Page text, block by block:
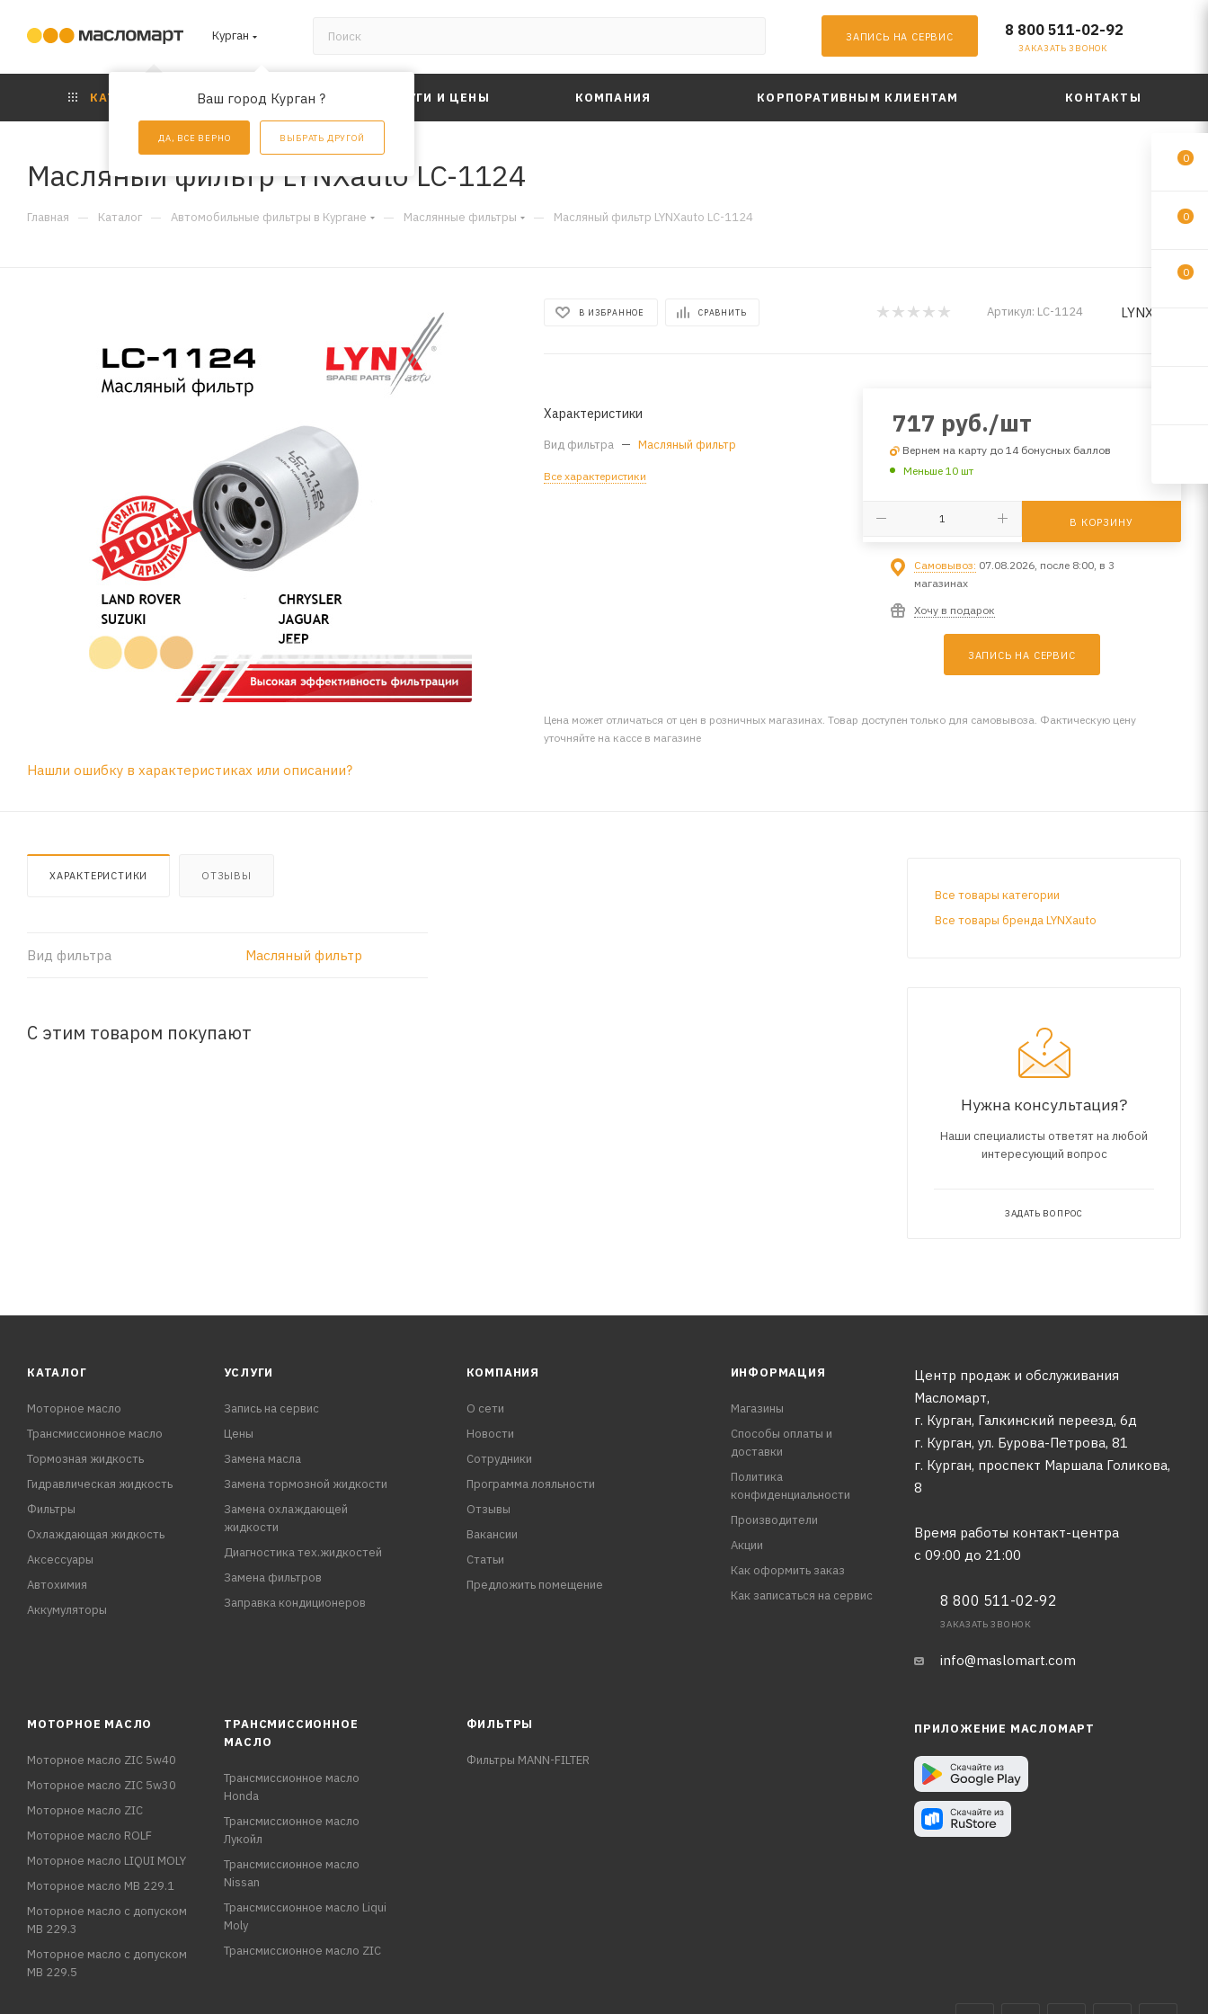
Курган
Ваш город Курган ?
ДА, ВСЕ ВЕРНО ВЫБРАТЬ ДРУГОЙ
ЗАПИСЬ НА СЕРВИС 8 800 511-02-92
ЗАКАЗАТЬ ЗВОНОК
КАТАЛОГ АКЦИИ УСЛУГИ И ЦЕНЫ КОМПАНИЯ КОРПОРАТИВНЫМ КЛИЕНТАМ КОНТАКТЫ
Масляный фильтр LYNXauto LC-1124
Главная — Каталог — Автомобильные фильтры в Кургане — Маслянные фильтры — Масляный фильтр LYNXauto LC-1124
В ИЗБРАННОЕ СРАВНИТЬ Артикул: LC-1124 LYNXauto
Характеристики
Вид фильтра — Масляный фильтр
Все характеристики
717 руб./шт
Вернем на карту до 14 бонусных баллов
Меньше 10 шт
В КОРЗИНУ
Самовывоз: 07.08.2026, после 8:00, в 3
магазинах
Хочу в подарок
ЗАПИСЬ НА СЕРВИС
Цена может отличаться от цен в розничных магазинах. Товар доступен только для самовывоза. Фактическую цену
уточняйте на кассе в магазине
Нашли ошибку в характеристиках или описании?
ХАРАКТЕРИСТИКИ ОТЗЫВЫ
Вид фильтра Масляный фильтр
С этим товаром покупают
Все товары категории
Все товары бренда LYNXauto
Нужна консультация?
Наши специалисты ответят на любой
интересующий вопрос
ЗАДАТЬ ВОПРОС
КАТАЛОГ
Моторное масло
Трансмиссионное масло
Тормозная жидкость
Гидравлическая жидкость
Фильтры
Охлаждающая жидкость
Аксессуары
Автохимия
Аккумуляторы
УСЛУГИ
Запись на сервис
Цены
Замена масла
Замена тормозной жидкости
Замена охлаждающей
жидкости
Диагностика тех.жидкостей
Замена фильтров
Заправка кондиционеров
КОМПАНИЯ
О сети
Новости
Сотрудники
Программа лояльности
Отзывы
Вакансии
Статьи
Предложить помещение
ИНФОРМАЦИЯ
Магазины
Способы оплаты и
доставки
Политика
конфиденциальности
Производители
Акции
Как оформить заказ
Как записаться на сервис
Центр продаж и обслуживания
Масломарт,
г. Курган, Галкинский переезд, 6д
г. Курган, ул. Бурова-Петрова, 81
г. Курган, проспект Маршала Голикова,
8
Время работы контакт-центра
с 09:00 до 21:00
8 800 511-02-92
ЗАКАЗАТЬ ЗВОНОК
info@maslomart.com
МОТОРНОЕ МАСЛО
Моторное масло ZIC 5w40
Моторное масло ZIC 5w30
Моторное масло ZIC
Моторное масло ROLF
Моторное масло LIQUI MOLY
Моторное масло MB 229.1
Моторное масло с допуском
MB 229.3
Моторное масло с допуском
MB 229.5
ТРАНСМИССИОННОЕ
МАСЛО
Трансмиссионное масло
Honda
Трансмиссионное масло
Лукойл
Трансмиссионное масло
Nissan
Трансмиссионное масло Liqui
Moly
Трансмиссионное масло ZIC
ФИЛЬТРЫ
Фильтры MANN-FILTER
ПРИЛОЖЕНИЕ МАСЛОМАРТ
0
0
0